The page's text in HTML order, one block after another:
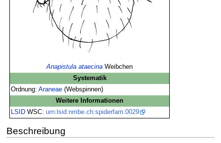
Anapistula ataecina Weibchen
Systematik
Ordnung:Araneae (Webspinnen)
Weitere Informationen
LSID WSC:urn:lsid:nmbe.ch:spiderfam:0029
Beschreibung